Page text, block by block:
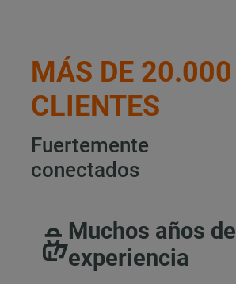
MÁS DE 20.000
CLIENTES
Fuertemente
conectados
Muchos años de
experiencia